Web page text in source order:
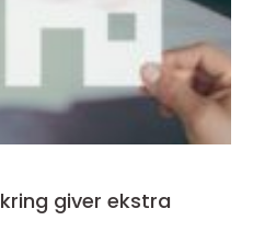
giver ekstra